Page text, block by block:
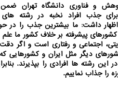
و فناوری دانشگاه تهران
جذب افراد نخبه در رشته
اظهار داشت: ما بیشترین جذب را در
پیشرفته بر خلاف کشور ما علم
اجتماعی و رفتاری است و اگر دقت
دیگر مثل ایران و کشورهایی
این رشته ها افرادی را بپذیرند.
را جذاب نماییم.